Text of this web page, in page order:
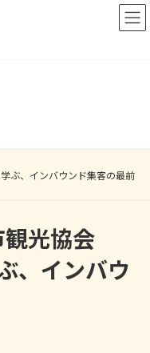
ぶ、インバウンド集客の最前
観光協会
、インバウ